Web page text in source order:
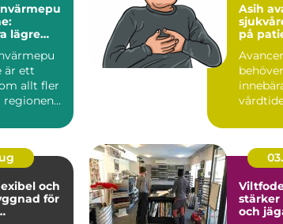
lägre
är ett
allt fler
regionen
Asih avancerad
på
sjuka
och
för
Viltfoder
stärker
och